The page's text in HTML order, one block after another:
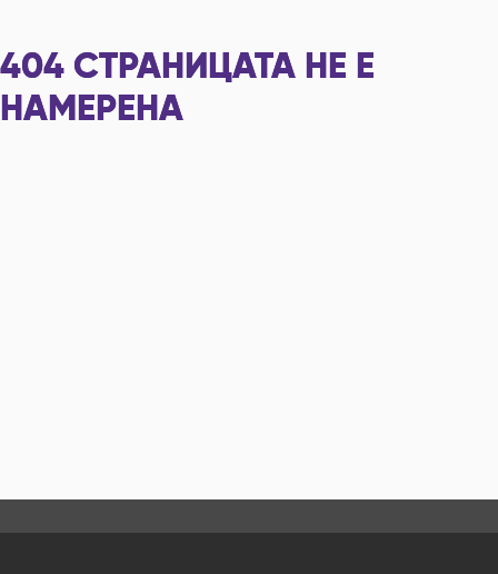
404 СТРАНИЦАТА НЕ Е
НАМЕРЕНА